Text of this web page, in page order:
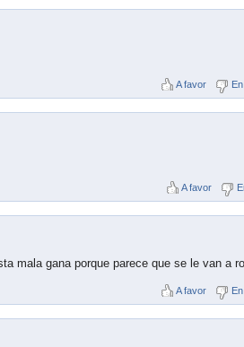
A favor
A favor
mala gana porque parece que se le van a
A favor